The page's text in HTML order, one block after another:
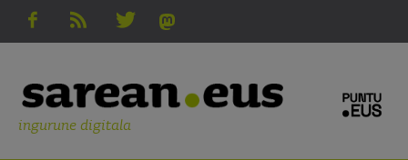
ingurune digitala